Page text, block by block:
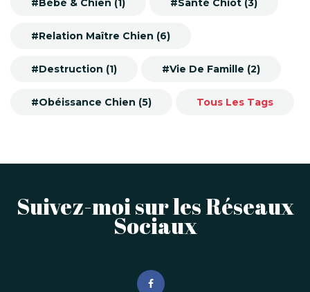
#Bébé & Chien (1) #Santé Chiot (3)
#Relation Maître Chien (6)
#Destruction (1) #Vie De Famille (2)
#Obéissance Chien (5) Tous Les Tags
Suivez-moi sur les Réseaux
Sociaux